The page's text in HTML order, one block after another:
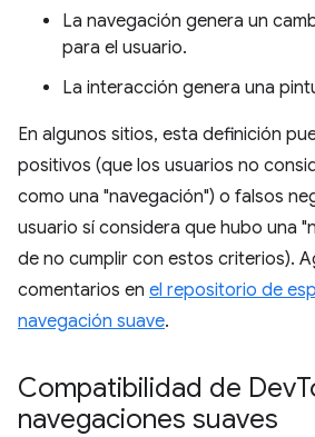
La navegación genera un
para el usuario.
La interacción genera una
En algunos sitios, esta definición
positivos (que los usuarios no
como una "navegación") o falsos
usuario sí considera que hubo una
de no cumplir con estos criterios).
comentarios en el repositorio de
navegación suave.
Compatibilidad de Dev
navegaciones suaves